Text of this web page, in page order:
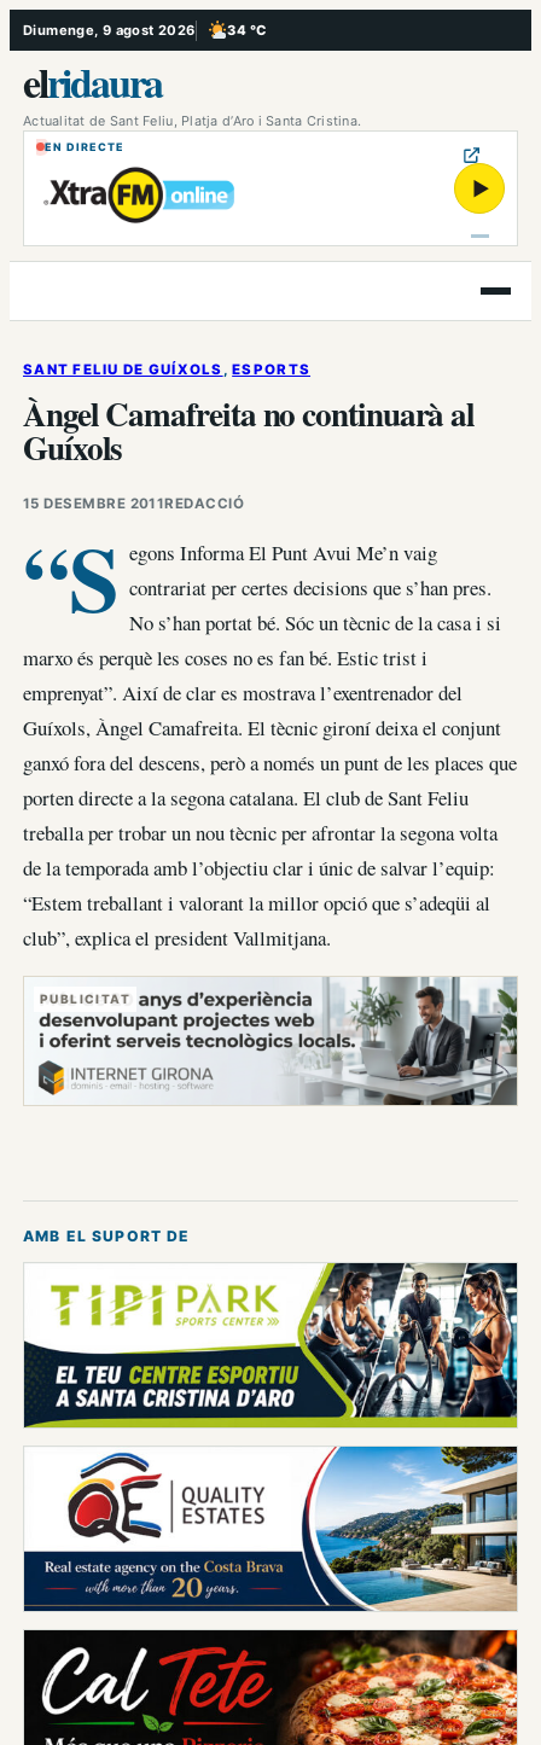
Vés
al
contingut
Diumenge, 9 agost 2026 34 °C
, Poc ennuvolat
elridaura
Actualitat de Sant Feliu, Platja d’Aro i Santa Cristina.
EN DIRECTE
▶
Obre
el
SANT FELIU DE GUÍXOLS , ESPORTS
Àngel Camafreita no continuarà al
Guíxols
15 DESEMBRE 2011REDACCIÓ
“S egons Informa El Punt Avui Me’n vaig
contrariat per certes decisions que s’han pres.
No s’han portat bé. Sóc un tècnic de la casa i si
marxo és perquè les coses no es fan bé. Estic trist i
emprenyat”. Així de clar es mostrava l’exentrenador del
Guíxols, Àngel Camafreita. El tècnic gironí deixa el conjunt
ganxó fora del descens, però a només un punt de les places que
porten directe a la segona catalana. El club de Sant Feliu
treballa per trobar un nou tècnic per afrontar la segona volta
de la temporada amb l’objectiu clar i únic de salvar l’equip:
“Estem treballant i valorant la millor opció que s’adeqüi al
club”, explica el president Vallmitjana.
PUBLICITAT
AMB EL SUPORT DE